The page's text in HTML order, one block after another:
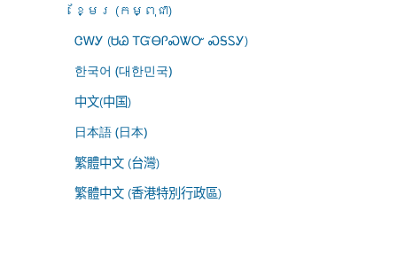
ខ្មែរ (កម្ពុជា)
ᏣᎳᎩ (ᏌᏊ ᎢᏳᎾᎵᏍᏔᏅ ᏍᎦᏚᎩ)
한국어 (대한민국)
中文(中国)
日本語 (日本)
繁體中文 (台灣)
繁體中文 (香港特別行政區)